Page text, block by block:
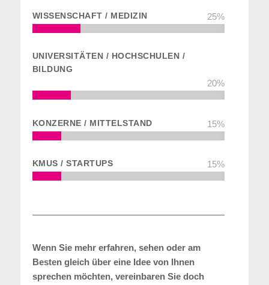
WISSENSCHAFT / MEDIZIN 25%
UNIVERSITÄTEN / HOCHSCHULEN /
BILDUNG
20%
KONZERNE / MITTELSTAND 15%
KMUS / STARTUPS 15%
Wenn Sie mehr erfahren, sehen oder am
Besten gleich über eine Idee von Ihnen
sprechen möchten, vereinbaren Sie doch